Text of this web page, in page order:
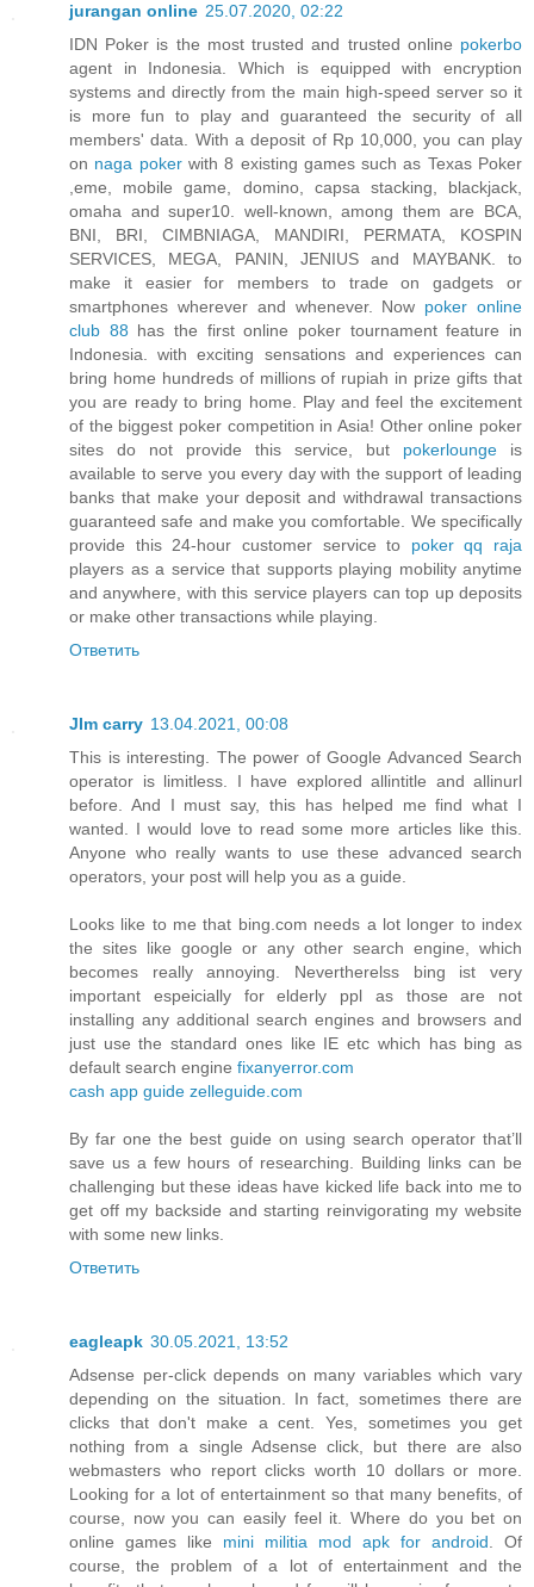
jurangan online 25.07.2020, 02:22
IDN Poker is the most trusted and trusted online pokerbo
agent in Indonesia. Which is equipped with encryption
systems and directly from the main high-speed server so it
is more fun to play and guaranteed the security of all
members' data. With a deposit of Rp 10,000, you can play
on naga pokerwith 8 existing games such as Texas Poker
,eme, mobile game, domino, capsa stacking, blackjack,
omaha and super10. well-known, among them are BCA,
BNI, BRI, CIMBNIAGA, MANDIRI, PERMATA, KOSPIN
SERVICES, MEGA, PANIN, JENIUS and MAYBANK. to
make it easier for members to trade on gadgets or
smartphones wherever and whenever. Now poker online
club 88 has the first online poker tournament feature in
Indonesia. with exciting sensations and experiences can
bring home hundreds of millions of rupiah in prize gifts that
you are ready to bring home. Play and feel the excitement
of the biggest poker competition in Asia! Other online poker
sites do not provide this service, but pokerlounge is
available to serve you every day with the support of leading
banks that make your deposit and withdrawal transactions
guaranteed safe and make you comfortable. We specifically
provide this 24-hour customer service to poker qq raja
players as a service that supports playing mobility anytime
and anywhere, with this service players can top up deposits
or make other transactions while playing.
Ответить
JIm carry 13.04.2021, 00:08
This is interesting. The power of Google Advanced Search
operator is limitless. I have explored allintitle and allinurl
before. And I must say, this has helped me find what I
wanted. I would love to read some more articles like this.
Anyone who really wants to use these advanced search
operators, your post will help you as a guide.
Looks like to me that bing.com needs a lot longer to index
the sites like google or any other search engine, which
becomes really annoying. Nevertherelss bing ist very
important espeicially for elderly ppl as those are not
installing any additional search engines and browsers and
just use the standard ones like IE etc which has bing as
default search engine fixanyerror.com
cash app guide zelleguide.com
By far one the best guide on using search operator that’ll
save us a few hours of researching. Building links can be
challenging but these ideas have kicked life back into me to
get off my backside and starting reinvigorating my website
with some new links.
Ответить
eagleapk 30.05.2021, 13:52
Adsense per-click depends on many variables which vary
depending on the situation. In fact, sometimes there are
clicks that don't make a cent. Yes, sometimes you get
nothing from a single Adsense click, but there are also
webmasters who report clicks worth 10 dollars or more.
Looking for a lot of entertainment so that many benefits, of
course, now you can easily feel it. Where do you bet on
online games like mini militia mod apk for android. Of
course, the problem of a lot of entertainment and the